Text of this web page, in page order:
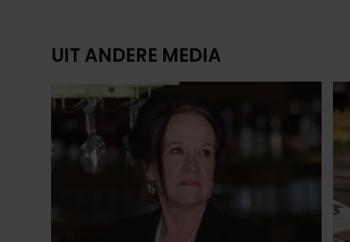
UIT ANDERE MEDIA